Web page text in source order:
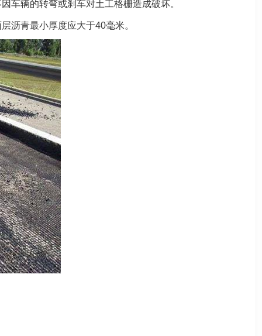
车辆的转弯或刹车对土工格栅造成破坏。
沥青最小厚度应大于40毫米。